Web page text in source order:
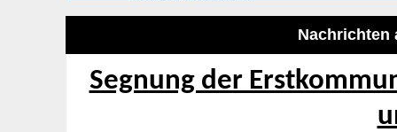
Nachrichten
Segnung der